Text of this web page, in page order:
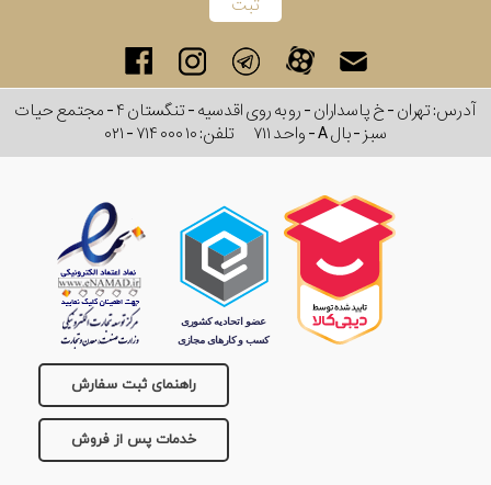
بکاررفته
اصالت
آدرس: تهران - خ پاسداران - رو به روی اقدسیه - تنگستان ۴ - مجتمع حیات
سبز - بال A - واحد ۷۱۱
تلفن:۰۲۱ - ۷۱۴ ۰۰۰ ۱۰
راهنمای ثبت سفارش
خدمات پس از فروش